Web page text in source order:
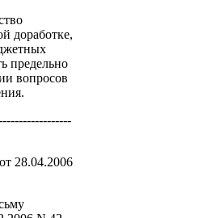
доработке,
предельно
вопросов
28.04.2006